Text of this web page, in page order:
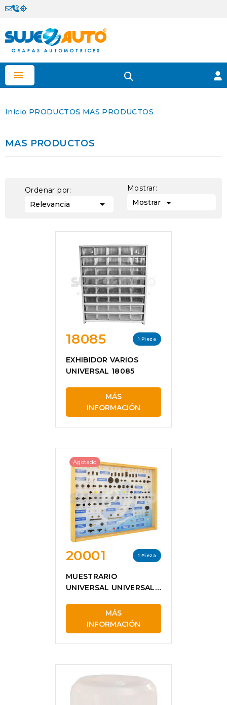

Inicio PRODUCTOS MAS PRODUCTOS
MAS PRODUCTOS
Ordenar por:
Relevancia

Mostrar:
Mostrar

18085 1 Pieza
EXHIBIDOR VARIOS
UNIVERSAL 18085
MÁS
INFORMACIÓN
Agotado
20001 1 Pieza
MUESTRARIO
UNIVERSAL UNIVERSAL
MÁS
INFORMACIÓN